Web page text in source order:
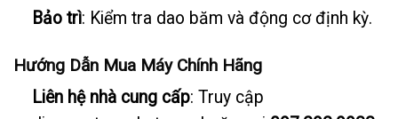
Bảo trì: Kiểm tra dao băm và động cơ định kỳ.
Hướng Dẫn Mua Máy Chính Hãng
Liên hệ nhà cung cấp: Truy cập